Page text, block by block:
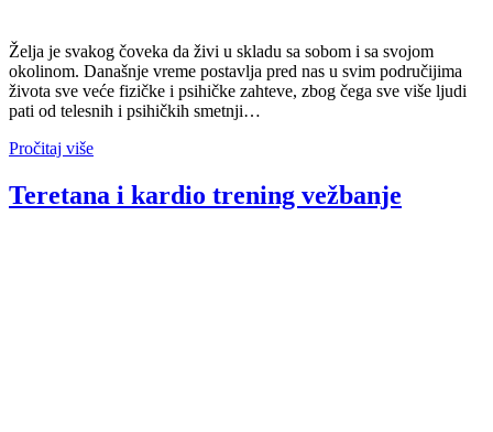
Želja je svakog čoveka da živi u skladu sa sobom i sa svojom
okolinom. Današnje vreme postavlja pred nas u svim područijima
života sve veće fizičke i psihičke zahteve, zbog čega sve više ljudi
pati od telesnih i psihičkih smetnji…
Pročitaj više
Teretana i kardio trening vežbanje